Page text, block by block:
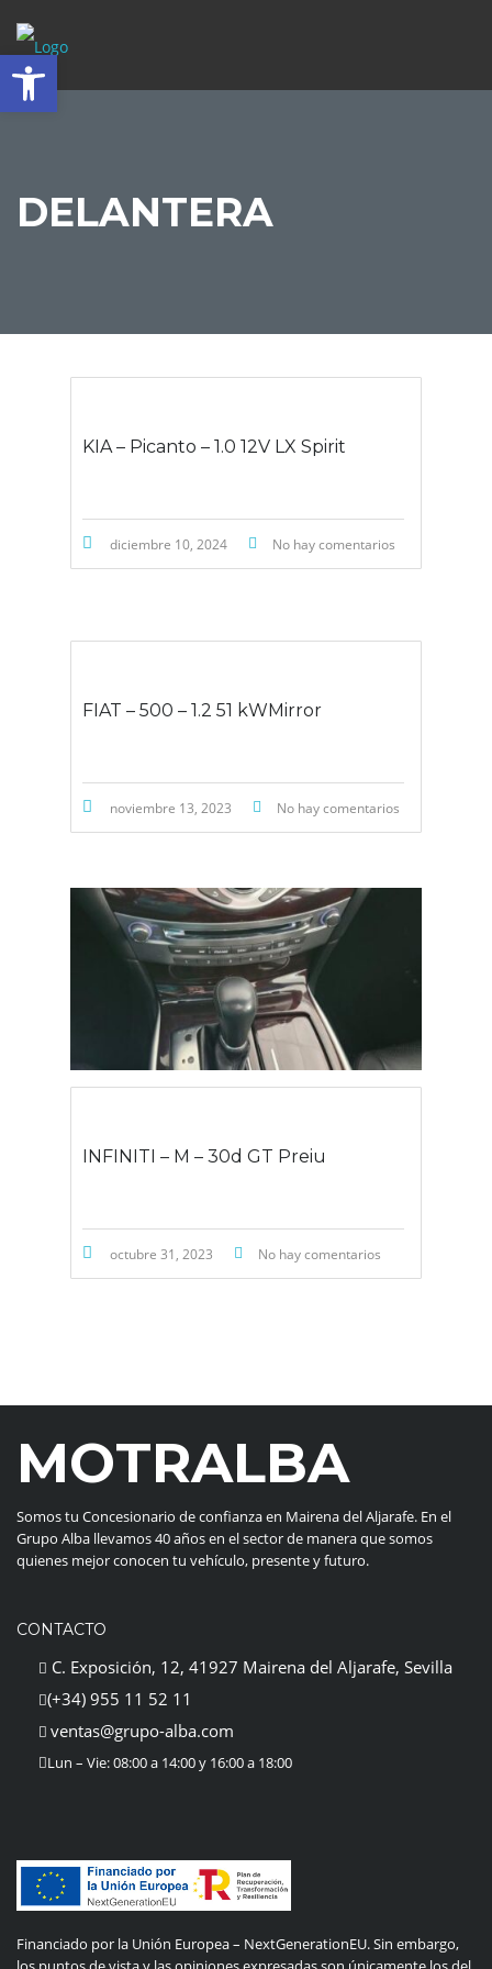
Abrir barra de herramientas
DELANTERA
KIA – Picanto – 1.0 12V LX Spirit
diciembre 10, 2024 No hay comentarios
FIAT – 500 – 1.2 51 kWMirror
noviembre 13, 2023 No hay comentarios
INFINITI – M – 30d GT Preiu
octubre 31, 2023 No hay comentarios
MOTRALBA
Somos tu Concesionario de confianza en Mairena del Aljarafe. En el
Grupo Alba llevamos 40 años en el sector de manera que somos
quienes mejor conocen tu vehículo, presente y futuro.
CONTACTO
C. Exposición, 12, 41927 Mairena del Aljarafe, Sevilla
(+34) 955 11 52 11
ventas@grupo-alba.com
Lun – Vie: 08:00 a 14:00 y 16:00 a 18:00
Financiado por la Unión Europea – NextGenerationEU. Sin embargo,